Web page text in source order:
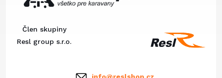
Člen skupiny
Resl group s.r.o.